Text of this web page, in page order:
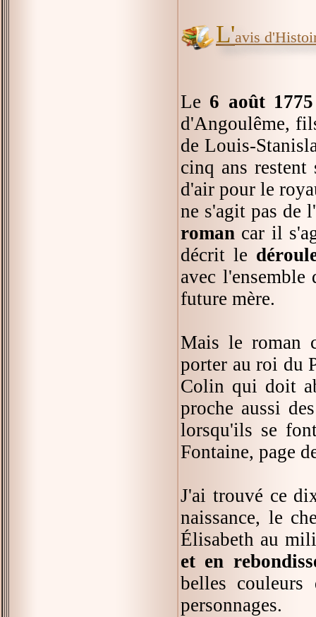
L'avis
Le 6 août 1775
d'Angoulême,
de Louis-
cinq ans restent
d'air pour le
ne s'agit pas de
roman car il
décrit le
avec l'ensemble
future mère.
Mais le roman
porter au roi du
Colin qui doit
proche aussi
lorsqu'ils se
Fontaine, page
J'ai trouvé ce
naissance, le
Élisabeth au
et en
belles couleurs
personnages.